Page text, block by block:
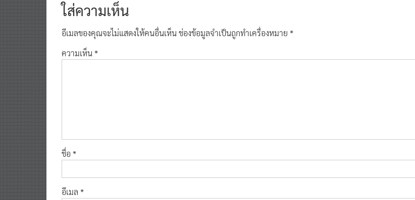
ใส่ความเห็น
อีเมลของคุณจะไม่แสดงให้คนอื่นเห็นช่องข้อมูลจำเป็นถูกทำเครื่องหมาย *
ความเห็น*
ชื่อ *
อีเมล *